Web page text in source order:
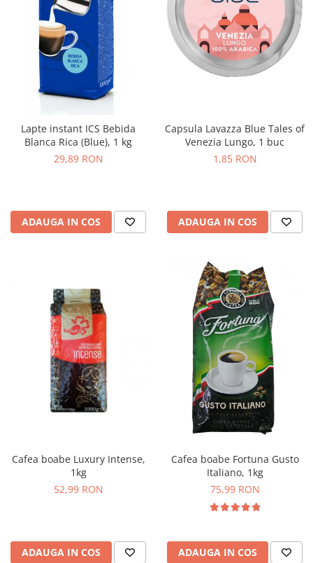
Lapte instant ICS Bebida
Blanca Rica (Blue), 1 kg
29,89 RON
ADAUGA IN COS
Capsula Lavazza Blue Tales of
Venezia Lungo, 1 buc
1,85 RON
ADAUGA IN COS
Cafea boabe Luxury Intense,
1kg
52,99 RON
ADAUGA IN COS
Cafea boabe Fortuna Gusto
Italiano, 1kg
75,99 RON
ADAUGA IN COS